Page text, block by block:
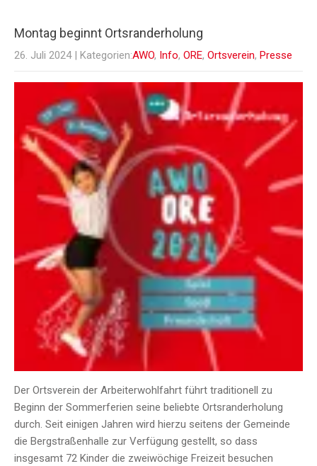
Montag beginnt Ortsranderholung
26. Juli 2024 | Kategorien:AWO, Info, ORE, Ortsverein, Presse
Der Ortsverein der Arbeiterwohlfahrt führt traditionell zu
Beginn der Sommerferien seine beliebte Ortsranderholung
durch. Seit einigen Jahren wird hierzu seitens der Gemeinde
die Bergstraßenhalle zur Verfügung gestellt, so dass
insgesamt 72 Kinder die zweiwöchige Freizeit besuchen